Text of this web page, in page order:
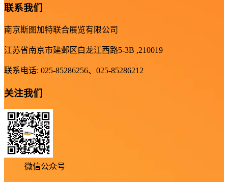
联系我们
南京斯图加特联合展览有限公司
江苏省南京市建邺区白龙江西路5-3B ,210019
联系电话: 025-85286256、025-85286212
关注我们
微信公众号